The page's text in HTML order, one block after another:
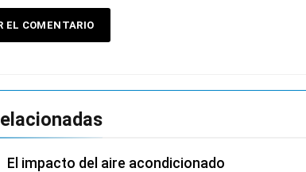
El impacto del aire acondicionado